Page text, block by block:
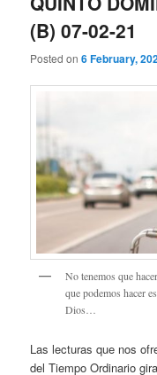
(B) 07-02-21
Posted on6 February,
No tenemos que
que podemos hacer
Dios…
Las lecturas que nos
del Tiempo Ordinario